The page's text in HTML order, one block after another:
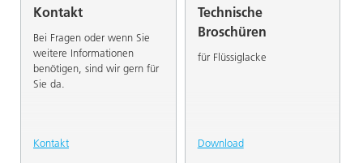
Kontakt
Bei Fragen oder wenn Sie
weitere Informationen
benötigen, sind wir gern für
Sie da.
Kontakt
Technische
Broschüren
für Flüssiglacke
Download